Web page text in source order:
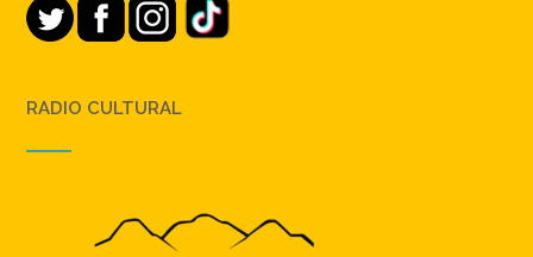
RADIO CULTURAL